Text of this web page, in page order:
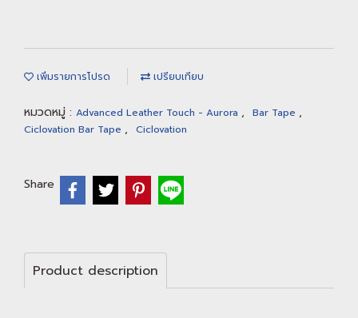
เพิ่มรายการโปรด เปรียบเทียบ
หมวดหมู่ : Advanced Leather Touch - Aurora , Bar Tape ,
Ciclovation Bar Tape , Ciclovation
Share
Product description